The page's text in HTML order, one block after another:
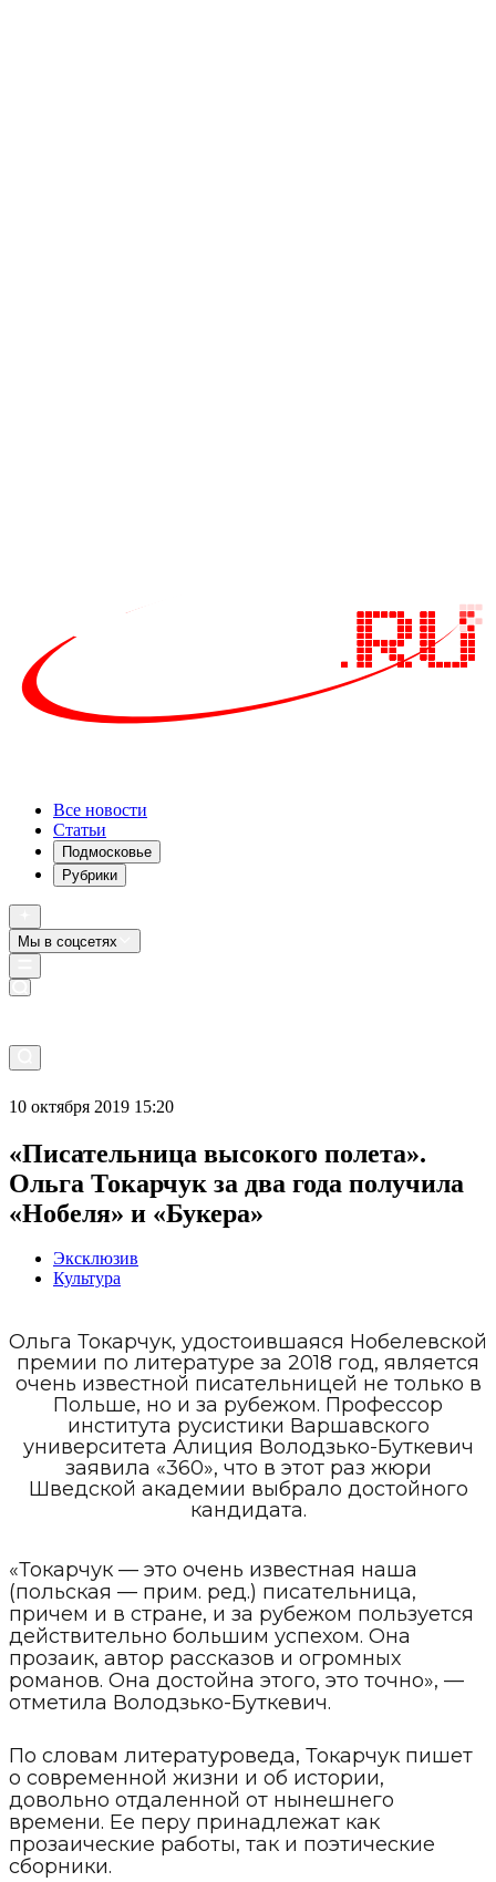
Все новости
Статьи
Подмосковье
Рубрики
Мы в соцсетях
10 октября 2019 15:20
«Писательница высокого полета».
Ольга Токарчук за два года получила
«Нобеля» и «Букера»
Эксклюзив
Культура
Ольга Токарчук, удостоившаяся Нобелевской
премии по литературе за 2018 год, является
очень известной писательницей не только в
Польше, но и за рубежом. Профессор
института русистики Варшавского
университета Алиция Володзько-Буткевич
заявила «360», что в этот раз жюри
Шведской академии выбрало достойного
кандидата.
«Токарчук — это очень известная наша
(польская — прим. ред.) писательница,
причем и в стране, и за рубежом пользуется
действительно большим успехом. Она
прозаик, автор рассказов и огромных
романов. Она достойна этого, это точно», —
отметила Володзько-Буткевич.
По словам литературоведа, Токарчук пишет
о современной жизни и об истории,
довольно отдаленной от нынешнего
времени. Ее перу принадлежат как
прозаические работы, так и поэтические
сборники.